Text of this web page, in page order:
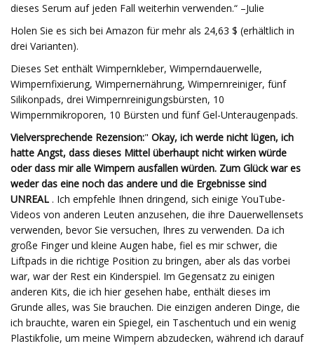
dieses Serum auf jeden Fall weiterhin verwenden.“ –Julie
Holen Sie es sich bei Amazon für mehr als 24,63 $ (erhältlich in
drei Varianten).
Dieses Set enthält Wimpernkleber, Wimperndauerwelle,
Wimpernfixierung, Wimpernernährung, Wimpernreiniger, fünf
Silikonpads, drei Wimpernreinigungsbürsten, 10
Wimpernmikroporen, 10 Bürsten und fünf Gel-Unteraugenpads.
Vielversprechende Rezension:" Okay, ich werde nicht lügen, ich
hatte Angst, dass dieses Mittel überhaupt nicht wirken würde
oder dass mir alle Wimpern ausfallen würden. Zum Glück war es
weder das eine noch das andere und die Ergebnisse sind
UNREAL . Ich empfehle Ihnen dringend, sich einige YouTube-
Videos von anderen Leuten anzusehen, die ihre Dauerwellensets
verwenden, bevor Sie versuchen, Ihres zu verwenden. Da ich
große Finger und kleine Augen habe, fiel es mir schwer, die
Liftpads in die richtige Position zu bringen, aber als das vorbei
war, war der Rest ein Kinderspiel. Im Gegensatz zu einigen
anderen Kits, die ich hier gesehen habe, enthält dieses im
Grunde alles, was Sie brauchen. Die einzigen anderen Dinge, die
ich brauchte, waren ein Spiegel, ein Taschentuch und ein wenig
Plastikfolie, um meine Wimpern abzudecken, während ich darauf